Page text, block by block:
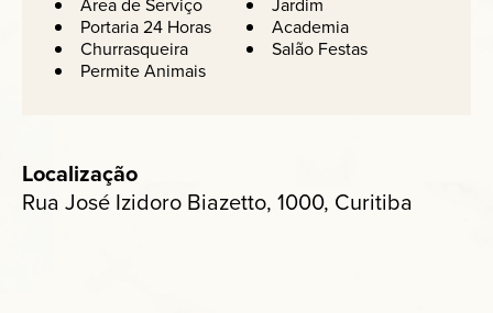
Portaria 24 Horas
Academia
Churrasqueira
Salão Festas
Permite Animais
Localização
Rua José Izidoro Biazetto, 1000, Curitiba